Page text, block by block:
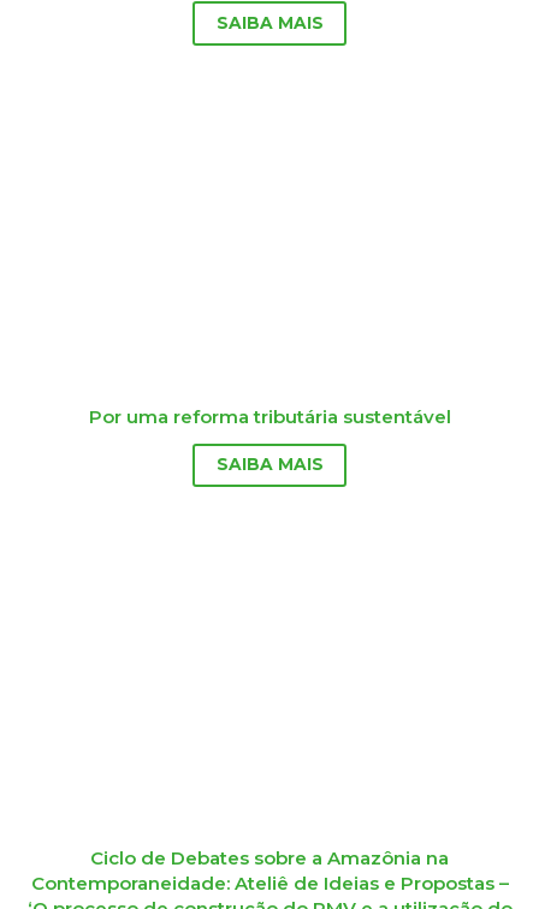
SAIBA MAIS
Por uma reforma tributária sustentável
SAIBA MAIS
Ciclo de Debates sobre a Amazônia na
Contemporaneidade: Ateliê de Ideias e Propostas –